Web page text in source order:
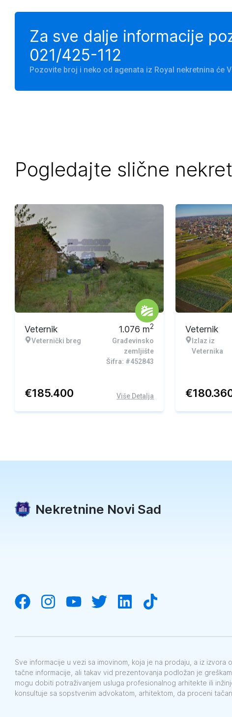
Za sve dalje informacije
021/425-112
Pozovite broj i neko od agenata iz Royal nekretnina će
Pogledajte slične
Veternik
Veternički breg
1.076 m2
Građevinsko
zemljište
Šifra: #452843
€185.400 Više Detalja
Veternik
Izlaz iz
Veternika
€
Nekretnine Novi Sad
Sve informacije u vezi sa imovinom, koja je na prodaju, a iz
tačne informacije, ali takav vid prezentovanja podložan je
mogu dobiti potraživanjem usluga profesionalnog arhitekte ili
konsultuje sa sopstvenim advokatom, arhitektom, da proceni